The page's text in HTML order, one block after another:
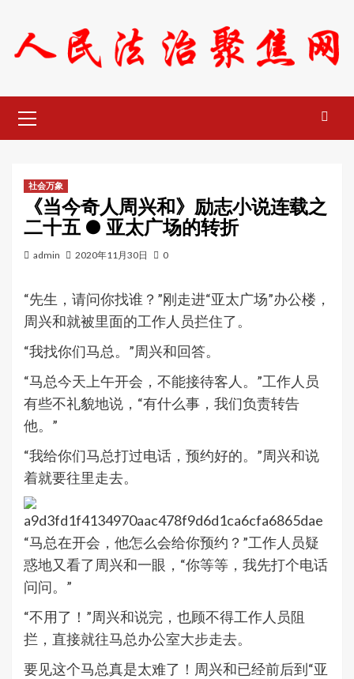
content
Menu
社会万象
《当今奇人周兴和》励志小说连载之
二十五 ● 亚太广场的转折
admin 2020年11月30日 0
“先生，请问你找谁？”刚走进“亚太广场”办公楼，
周兴和就被里面的工作人员拦住了。
“我找你们马总。”周兴和回答。
“马总今天上午开会，不能接待客人。”工作人员
有些不礼貌地说，“有什么事，我们负责转告
他。”
“我给你们马总打过电话，预约好的。”周兴和说
着就要往里走去。
“马总在开会，他怎么会给你预约？”工作人员疑
惑地又看了周兴和一眼，“你等等，我先打个电话
问问。”
“不用了！”周兴和说完，也顾不得工作人员阻
拦，直接就往马总办公室大步走去。
要见这个马总真是太难了！周兴和已经前后到“亚